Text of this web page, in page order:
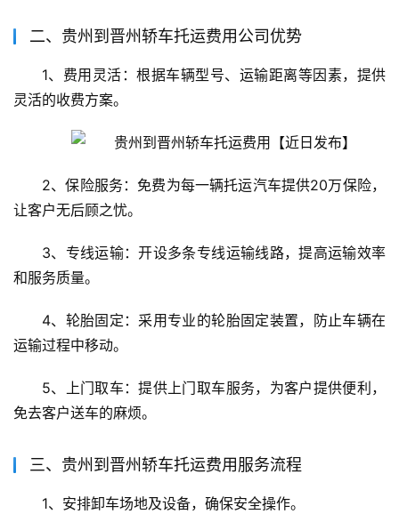
二、贵州到晋州轿车托运费用公司优势
1、费用灵活：根据车辆型号、运输距离等因素，提供
灵活的收费方案。
2、保险服务：免费为每一辆托运汽车提供20万保险，
让客户无后顾之忧。
3、专线运输：开设多条专线运输线路，提高运输效率
和服务质量。
4、轮胎固定：采用专业的轮胎固定装置，防止车辆在
运输过程中移动。
5、上门取车：提供上门取车服务，为客户提供便利，
免去客户送车的麻烦。
三、贵州到晋州轿车托运费用服务流程
1、安排卸车场地及设备，确保安全操作。